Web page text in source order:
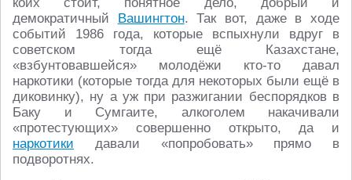
демократичный Вашингтон. Так вот, даже в ходе
событий 1986 года, которые вспыхнули вдруг в
советском тогда ещё Казахстане,
«взбунтовавшейся» молодёжи кто-то давал
наркотики (которые тогда для некоторых были ещё в
диковинку), ну а уж при разжигании беспорядков в
Баку и Сумгаите, алкоголем накачивали
«протестующих» совершенно открыто, да и
наркотики давали «попробовать» прямо в
подворотнях.